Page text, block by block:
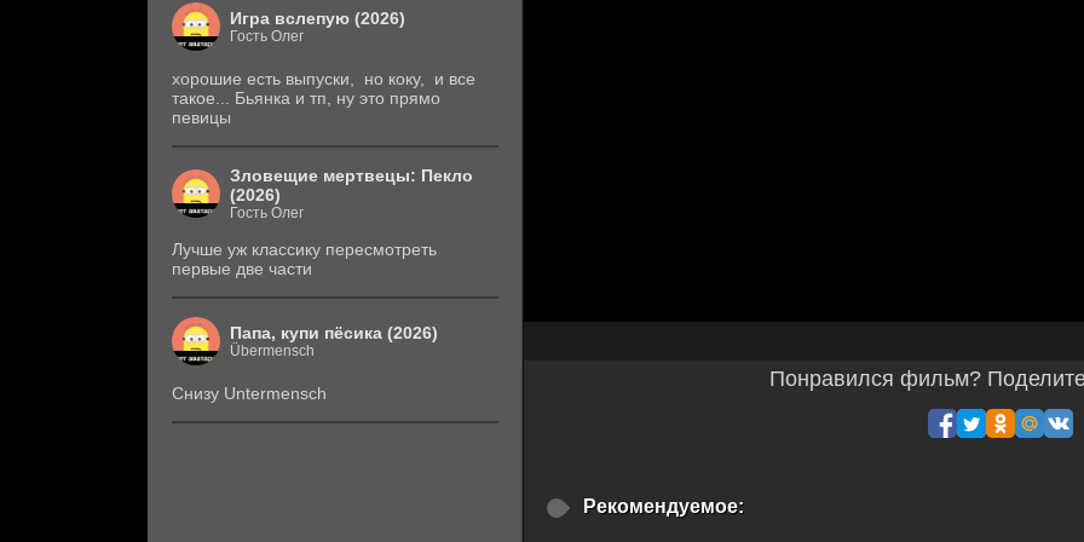
Понравился фильм?
Рекомендуемое:
Игра вслепую (2026)
Гость Олег
хорошие есть выпуски, но коку, и все
такое... Бьянка и тп, ну это прямо
певицы
Зловещие мертвецы: Пекло
(2026)
Гость Олег
Лучше уж классику пересмотреть
первые две части
Папа, купи пёсика (2026)
Übermensch
Снизу Untermensch